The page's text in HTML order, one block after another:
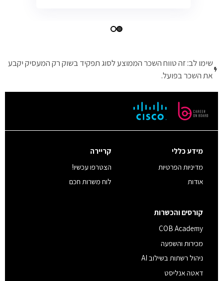
שימו לב: זה טווח השכר הממוצע לסוג תפקיד בשוק רק המעסיק יקבע
את השכר בפועל.
מידע כללי
מדיניות הפרטיות
אודות
קריירה
הצטרפו עכשיו!
לוח משרות חכם
קורסים והכשרות
COB Academy
מכירות והשפעה
ניהול רשתות בשילוב AI
דאטה אנליסט